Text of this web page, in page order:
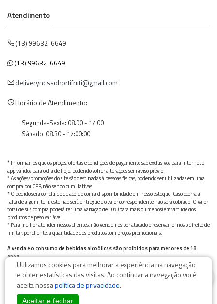
Atendimento
(13) 99632-6649
(13) 99632-6649
deliverynossohortifruti@gmail.com
Horário de Atendimento:
Segunda-Sexta: 08.00 - 17.00
Sábado: 08.30 - 17:00:00
* Informamos que os preços, ofertas e condições de pagamento são exclusivos para internet e
app válidos para o dia de hoje, podendo sofrer alterações sem aviso prévio.
* As ações/promoções do site são destinadas à pessoas físicas, podendo ser utilizadas em uma
compra por CPF, não sendo cumulativas.
* O pedido será concluído de acordo com a disponibilidade em nosso estoque. Caso ocorra a
falta de algum item, este não será entregue e o valor correspondente não será cobrado. O valor
total de sua compra poderá ter uma variação de 10% (para mais ou menos) em virtude dos
produtos de peso variável.
* Para melhor atender nossos clientes, não vendemos por atacado e reservamo-nos o direito de
limitar, por cliente, a quantidade dos produtos com preços promocionais.
A venda e o consumo de bebidas alcoólicas são proibidos para menores de 18
anos.
Bebida alcoólica pode causar dependência química e, em excesso, provoca graves males à saúde.
Beba com moderação
Utilizamos cookies para melhorar a experiência na navegação
e obter estatísticas das visitas. Ao continuar a navegação você
aceita nossapolítica de privacidade.
Aceitar e fechar